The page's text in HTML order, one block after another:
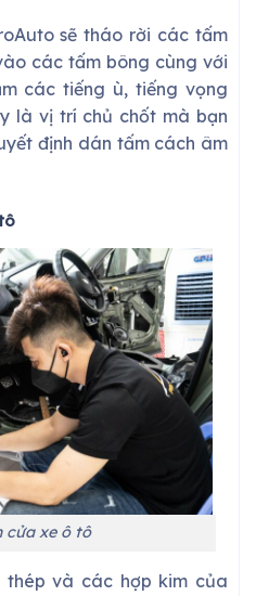
sẽ tháo rời các tấm
các tấm bông cùng với
các tiếng ù, tiếng vọng
là vị trí chủ chốt mà bạn
định dán tấmcách âm
cửa xe ô tô
và các hợp kim của